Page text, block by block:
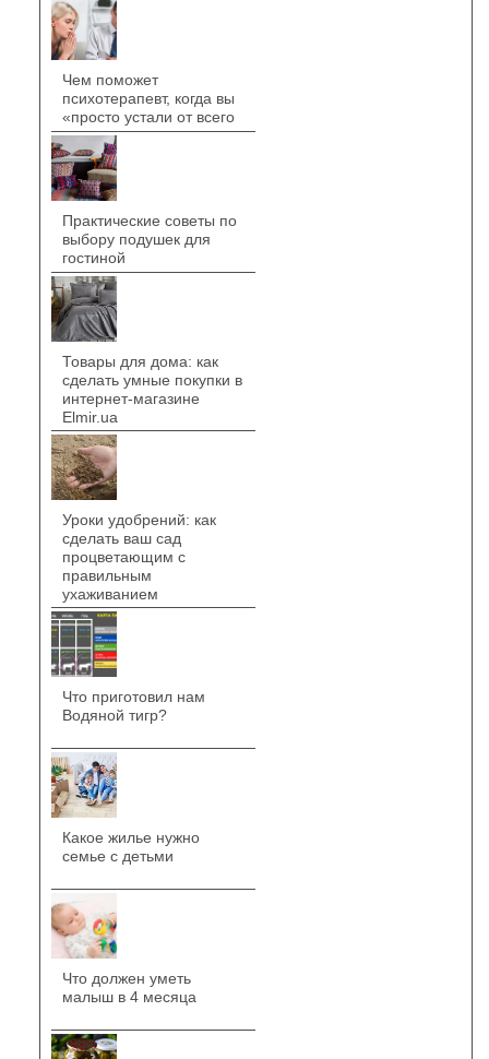
Чем поможет
психотерапевт, когда вы
«просто устали от всего
Практические советы по
выбору подушек для
гостиной
Товары для дома: как
сделать умные покупки в
интернет-магазине
Elmir.ua
Уроки удобрений: как
сделать ваш сад
процветающим с
правильным
ухаживанием
Что приготовил нам
Водяной тигр?
Какое жилье нужно
семье с детьми
Что должен уметь
малыш в 4 месяца